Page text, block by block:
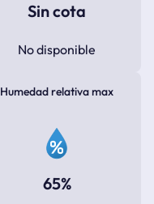
Sin cota
No disponible
Humedad relativa max
65%